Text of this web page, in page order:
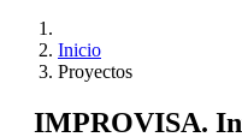
Inicio
Proyectos
IMPROVISA.